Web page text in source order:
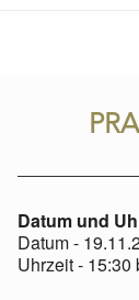
Datum und
Datum -
Uhrzeit - 15:30